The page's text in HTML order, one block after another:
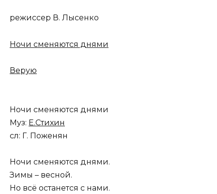
режиссер В. Лысенко
Ночи сменяются днями
Верую
Ночи сменяются днями
Муз: Е.Стихин
сл: Г. Поженян
Ночи сменяются днями.
Зимы – весной.
Но всё останется с нами.